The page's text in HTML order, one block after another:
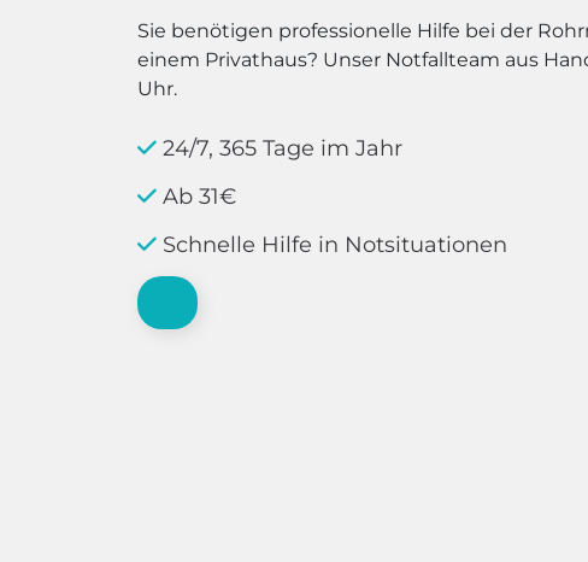
Sie benötigen professionelle Hilfe bei der
einem Privathaus? Unser Notfallteam aus
Uhr.
24/7, 365 Tage im Jahr
Ab 31€
Schnelle Hilfe in Notsituationen